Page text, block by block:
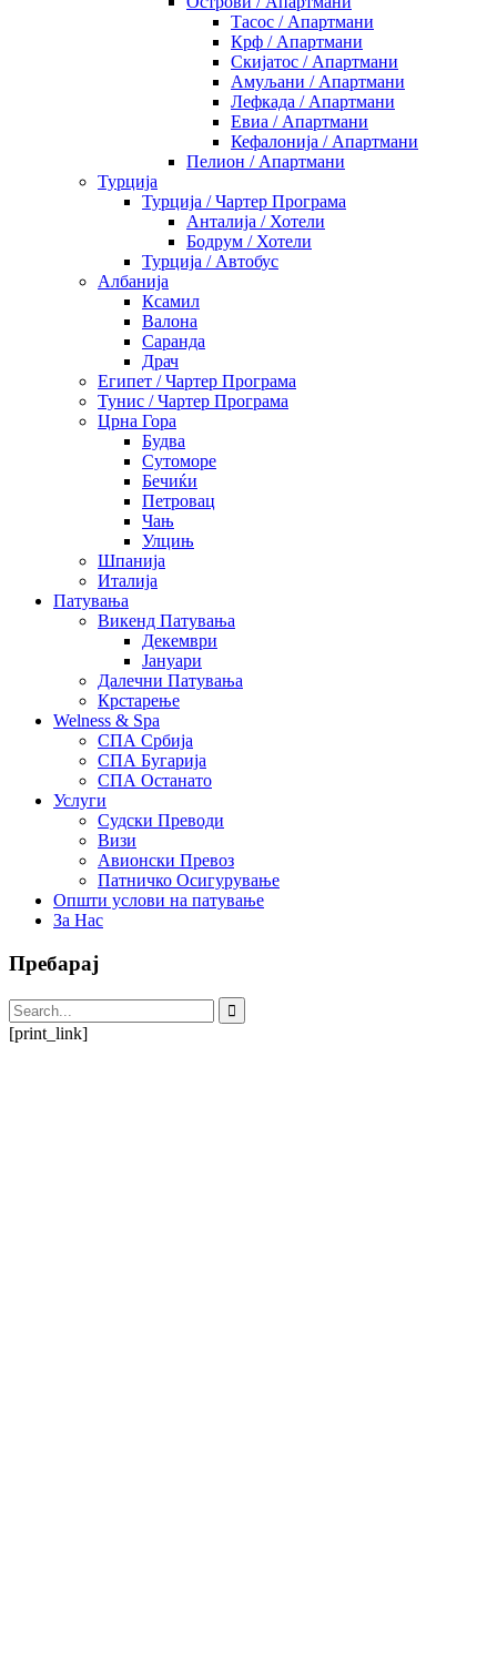
Тасос / Апартмани
Крф / Апартмани
Скијатос / Апартмани
Амуљани / Апартмани
Лефкада / Апартмани
Евиа / Апартмани
Кефалонија / Апартмани
Пелион / Апартмани
Турција
Турција / Чартер Програма
Анталија / Хотели
Бодрум / Хотели
Турција / Автобус
Албанија
Ксамил
Валона
Саранда
Драч
Египет / Чартер Програма
Тунис / Чартер Програма
Црна Гора
Будва
Сутоморе
Бечиќи
Петровац
Чањ
Улцињ
Шпанија
Италија
Патувања
Викенд Патувања
Декември
Јануари
Далечни Патувања
Крстарење
Welness & Spa
СПА Србија
СПА Бугарија
СПА Останато
Услуги
Судски Преводи
Визи
Авионски Превоз
Патничко Осигурување
Општи услови на патување
За Нас
Пребарај
[print_link]